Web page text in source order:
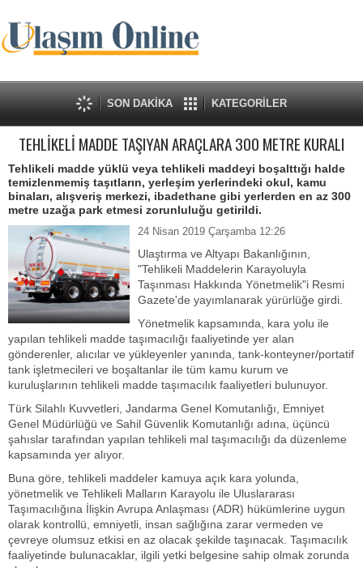
SON DAKİKA KATEGORİLER
TEHLİKELİ MADDE TAŞIYAN ARAÇLARA 300 METRE KURALI
Tehlikeli madde yüklü veya tehlikeli maddeyi boşalttığı halde
temizlenmemiş taşıtların, yerleşim yerlerindeki okul, kamu
binaları, alışveriş merkezi, ibadethane gibi yerlerden en az 300
metre uzağa park etmesi zorunluluğu getirildi.
24 Nisan 2019 Çarşamba 12:26
Ulaştırma ve Altyapı Bakanlığının,
"Tehlikeli Maddelerin Karayoluyla
Taşınması Hakkında Yönetmelik"i Resmi
Gazete'de yayımlanarak yürürlüğe girdi.
Yönetmelik kapsamında, kara yolu ile
yapılan tehlikeli madde taşımacılığı faaliyetinde yer alan
gönderenler, alıcılar ve yükleyenler yanında, tank-konteyner/portatif
tank işletmecileri ve boşaltanlar ile tüm kamu kurum ve
kuruluşlarının tehlikeli madde taşımacılık faaliyetleri bulunuyor.
Türk Silahlı Kuvvetleri, Jandarma Genel Komutanlığı, Emniyet
Genel Müdürlüğü ve Sahil Güvenlik Komutanlığı adına, üçüncü
şahıslar tarafından yapılan tehlikeli mal taşımacılığı da düzenleme
kapsamında yer alıyor.
Buna göre, tehlikeli maddeler kamuya açık kara yolunda,
yönetmelik ve Tehlikeli Malların Karayolu ile Uluslararası
Taşımacılığına İlişkin Avrupa Anlaşması (ADR) hükümlerine uygun
olarak kontrollü, emniyetli, insan sağlığına zarar vermeden ve
çevreye olumsuz etkisi en az olacak şekilde taşınacak. Taşımacılık
faaliyetinde bulunacaklar, ilgili yetki belgesine sahip olmak zorunda